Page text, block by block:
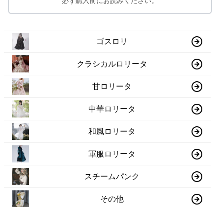
ゴスロリ
クラシカルロリータ
甘ロリータ
中華ロリータ
和風ロリータ
軍服ロリータ
スチームパンク
その他